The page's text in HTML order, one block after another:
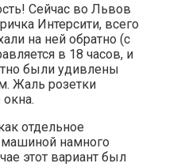
Сейчас во Львов
Интерсити, всего
на ней обратно (с
в 18 часов, и
были удивлены
Жаль розетки
окна.
отдельное
намного
этот вариант был